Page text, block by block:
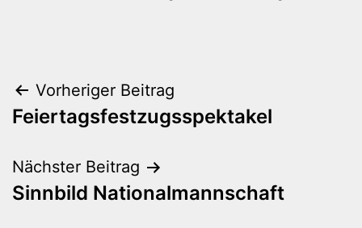
Beitragsnavigation
Vorheriger Beitrag
Feiertagsfestzugsspektakel
Nächster Beitrag
Sinnbild Nationalmannschaft